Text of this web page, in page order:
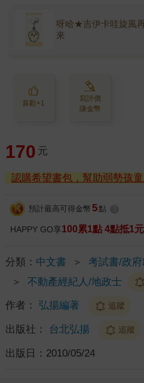
呀哈★吉伊卡哇旋風
來
喜歡+1
寫評價
賺金幣
170 元
認購希望書包，幫助弱勢孩童
預計最高可得金幣 5 點
HAPPY GO享100累1點 4點抵1元
分類： 中文書 ＞ 考試書/政
＞
不動產經紀人/地政士
作者： 弘揚編著 追蹤
出版社： 台北弘揚 追蹤
出版日： 2010/05/24